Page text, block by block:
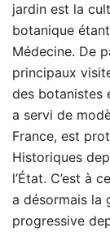
jardin est la
botanique
Médecine. De
principaux
des botanistes
a servi de
France, est
Historiques
l’État. C’est à
a désormais la
progressive